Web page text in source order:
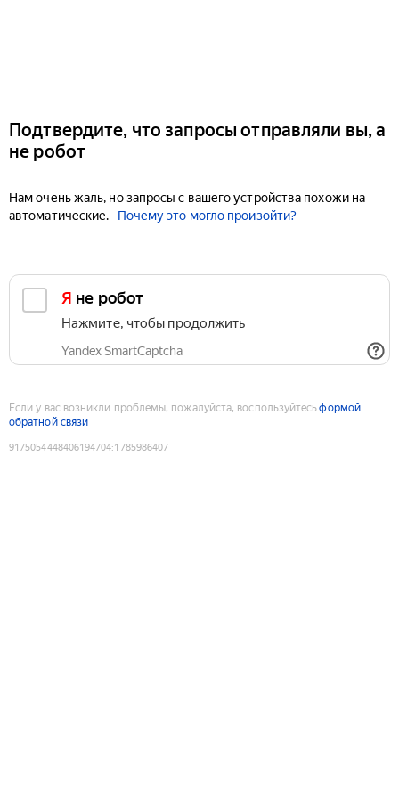
Подтвердите, что запросы отправляли вы, а
не робот
Нам очень жаль, но запросы с вашего устройства похожи на
автоматические.
Почему это могло произойти?
Я не робот
Нажмите, чтобы продолжить
Yandex SmartCaptcha
Если у вас возникли проблемы, пожалуйста, воспользуйтесьформой
обратной связи
9175054448406194704:1785986407